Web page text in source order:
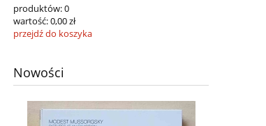
produktów:0
wartość:0,00 zł
przejdź do koszyka
Nowości